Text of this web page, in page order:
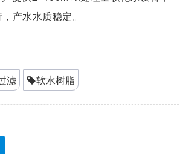
产水水质稳定。
滤 软水树脂